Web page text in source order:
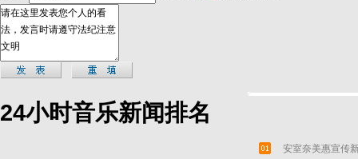
24小时音乐新闻排名
安室奈美惠宣传